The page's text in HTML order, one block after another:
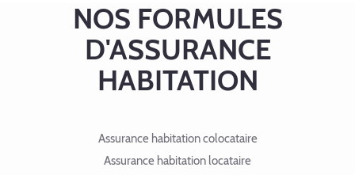
NOS FORMULES
D'ASSURANCE
HABITATION
Assurance habitation colocataire
Assurance habitation locataire